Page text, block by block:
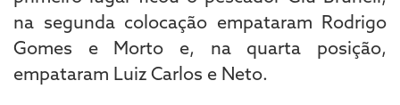
na segunda colocação empataram Rodrigo
Gomes e Morto e, na quarta posição,
empataram Luiz Carlos e Neto.